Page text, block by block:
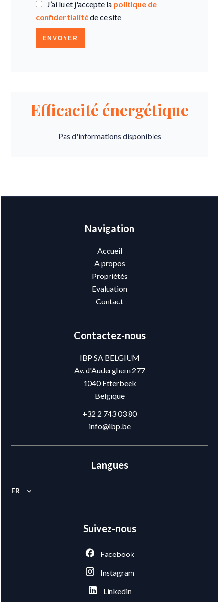
J’ai lu et j'accepte la politique de
confidentialitéde ce site
ENVOYER
Efficacité énergétique
Pas d'informations disponibles
Navigation
Accueil
A propos
Propriétés
Evaluation
Contact
Contactez-nous
IBP SA BELGIUM
Av. d'Auderghem 277
1040Etterbeek
Belgique
+32 2 743 03 80
info@ibp.be
Langues
FR
Suivez-nous
Facebook
Instagram
Linkedin